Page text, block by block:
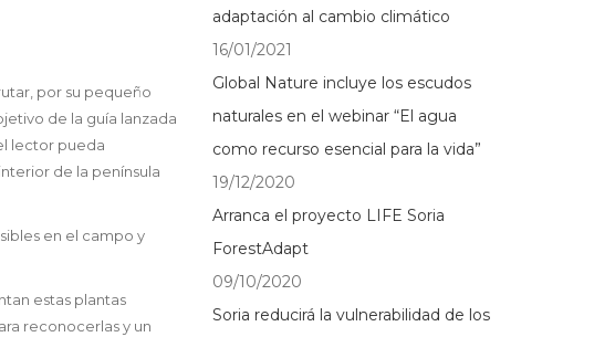
por su pequeño
de la guía lanzada
lector pueda
de la península
en el campo y
estas plantas
reconocerlas y un
adaptación al cambio climático
16/01/2021
Global Nature incluye los escudos
naturales en el webinar “El agua
como recurso esencial para la vida”
19/12/2020
Arranca el proyecto LIFE Soria
ForestAdapt
09/10/2020
Soria reducirá la vulnerabilidad de los